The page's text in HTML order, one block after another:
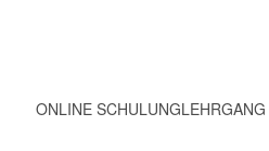
ONLINE SCHULUNG